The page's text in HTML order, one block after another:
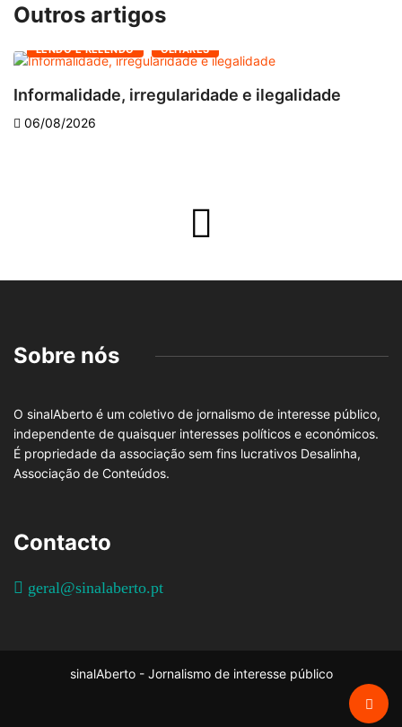
Outros artigos
LENDO E RELENDO OLHARES
Informalidade, irregularidade e ilegalidade
06/08/2026
Sobre nós
O sinalAberto é um coletivo de jornalismo de interesse público,
independente de quaisquer interesses políticos e económicos.
É propriedade da associação sem fins lucrativos Desalinha,
Associação de Conteúdos.
Contacto
geral@sinalaberto.pt
sinalAberto - Jornalismo de interesse público